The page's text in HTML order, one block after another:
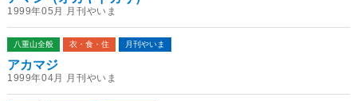
1999年05月 月刊やいま
八重山全般 衣・食・住 月刊やいま
アカマジ
1999年04月 月刊やいま